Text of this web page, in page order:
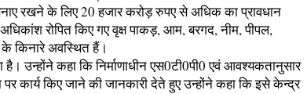
रखने के लिए 20 हजार करोड़ रुपए से अधिक का प्रावधान
रोपित किए गए वृक्ष पाकड़, आम, बरगद, नीम, पीपल,
किनारे अवस्थित हैं।
है। उन्होंने कहा कि निर्माणाधीन एस0टी0पी0 एवं आवश्यकतानुसार
पर कार्य किए जाने की जानकारी देते हुए उन्होंने कहा कि इसे केन्द्र